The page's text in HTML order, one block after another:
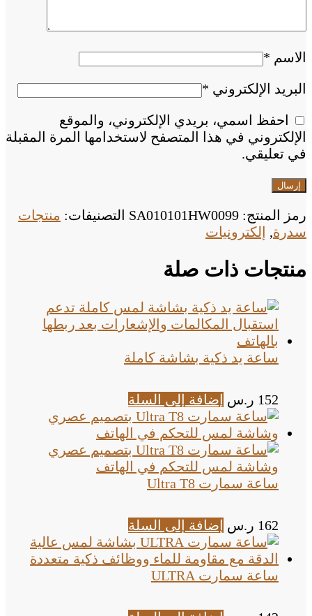
الاسم *
البريد الإلكتروني *
احفظ اسمي، بريدي الإلكتروني، والموقع
الإلكتروني في هذا المتصفح لاستخدامها المرة المقبلة
في تعليقي.
رمز المنتج: SA010101HW0099 التصنيفات: منتجات
سدرة, إلكترونيات
منتجات ذات صلة
ساعة يد ذكية بشاشة كاملة
152 ر.س إضافة إلى السلة
ساعة سمارت Ultra T8
162 ر.س إضافة إلى السلة
ساعة سمارت ULTRA